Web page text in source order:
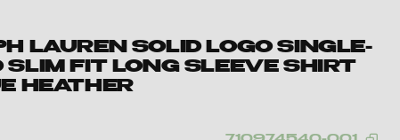
LAUREN SOLID LOGO SINGLE-
SLIM FIT LONG SLEEVE SHIRT
HEATHER